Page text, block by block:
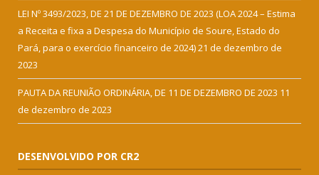
LEI Nº 3493/2023, DE 21 DE DEZEMBRO DE 2023 (LOA 2024 – Estima
a Receita e fixa a Despesa do Município de Soure, Estado do
Pará, para o exercício financeiro de 2024)21 de dezembro de
2023
PAUTA DA REUNIÃO ORDINÁRIA, DE 11 DE DEZEMBRO DE 2023 11
de dezembro de 2023
DESENVOLVIDO POR CR2